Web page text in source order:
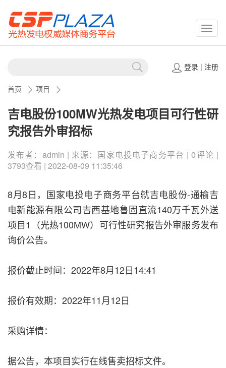
登录| 注册
首页 项目
吉电股份100MW光热发电项目可行性研
究报告外审招标
发布者：admin | 来源：国家电投电子商务平台 | 0评论 |
3793查看 | 2022-08-09 11:35:46
8月8日，国家电投电子商务平台就吉电股份-通榆吉
电新能源有限公司吉西基地鲁固直流140万千瓦外送
项目1（光热100MW）可行性研究报告外审服务发布
询价公告。
报价截止时间：2022年8月12日14:41
报价有效期：2022年11月12日
采购详情：
据公告，本项目实行在线售卖招标文件。